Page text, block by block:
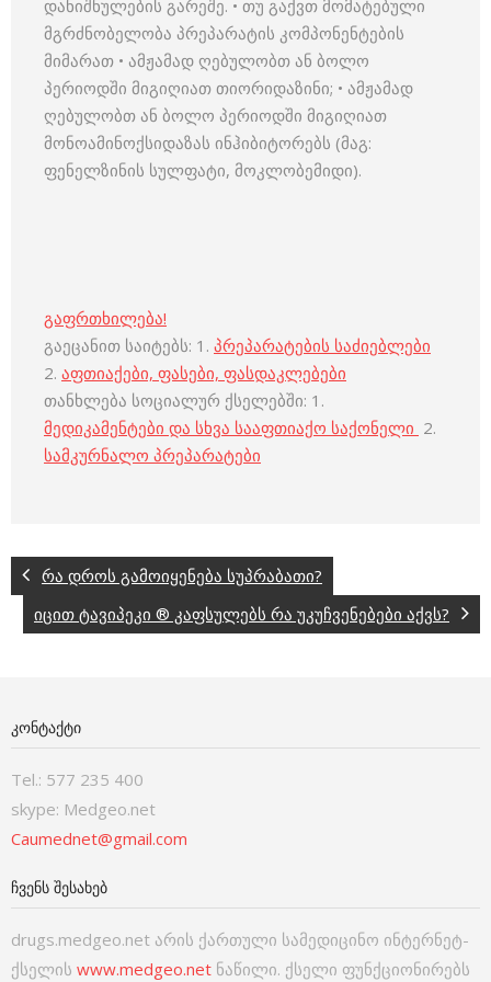
დანიშნულების გარეშე. • თუ გაქვთ მომატებული
მგრძნობელობა პრეპარატის კომპონენტების
მიმარათ • ამჟამად ღებულობთ ან ბოლო
პერიოდში მიგიღიათ თიორიდაზინი; • ამჟამად
ღებულობთ ან ბოლო პერიოდში მიგიღიათ
მონოამინოქსიდაზას ინჰიბიტორებს (მაგ:
ფენელზინის სულფატი, მოკლობემიდი).
გაფრთხილება!
გაეცანით საიტებს: 1. პრეპარატების საძიებლები
2. აფთიაქები, ფასები, ფასდაკლებები
თანხლება სოციალურ ქსელებში: 1.
მედიკამენტები და სხვა სააფთიაქო საქონელი 2.
სამკურნალო პრეპარატები
რა დროს გამოიყენება სუპრაბათი?
იცით ტავიპეკი ® კაფსულებს რა უკუჩვენებები აქვს?
ᲙᲝᲜᲢᲐᲥᲢᲘ
Tel.: 577 235 400
skype: Medgeo.net
Caumednet@gmail.com
ᲩᲕᲔᲜᲡ ᲨᲔᲡᲐᲮᲔᲑ
drugs.medgeo.net არის ქართული სამედიცინო ინტერნეტ-
ქსელის www.medgeo.net ნაწილი. ქსელი ფუნქციონირებს